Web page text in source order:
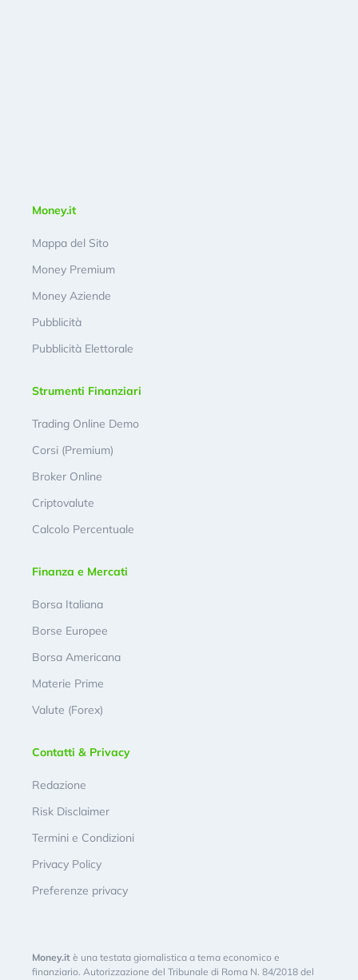
Money.it
Mappa del Sito
Money Premium
Money Aziende
Pubblicità
Pubblicità Elettorale
Strumenti Finanziari
Trading Online Demo
Corsi (Premium)
Broker Online
Criptovalute
Calcolo Percentuale
Finanza e Mercati
Borsa Italiana
Borse Europee
Borsa Americana
Materie Prime
Valute (Forex)
Contatti & Privacy
Redazione
Risk Disclaimer
Termini e Condizioni
Privacy Policy
Preferenze privacy
Money.it è una testata giornalistica a tema economico e
finanziario. Autorizzazione del Tribunale di Roma N. 84/2018 del